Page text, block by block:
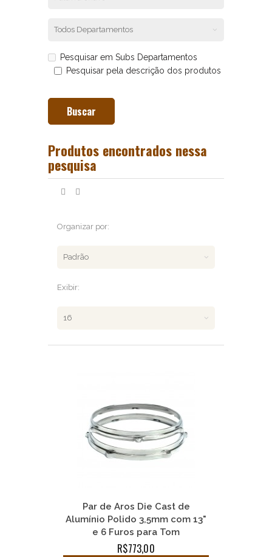
Pesquisar em Subs Departamentos
Pesquisar pela descrição dos produtos
Buscar
Produtos encontrados nessa
pesquisa
Organizar por:
Exibir:
Par de Aros Die Cast de
Alumínio Polido 3,5mm com 13"
e 6 Furos para Tom
R$773,00